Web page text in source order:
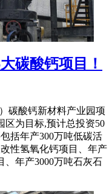
碳酸钙项目！
碳酸钙新材料产业园项
区为目标,预计总投资50
括年产300万吨低碳活
性氢氧化钙项目、年产
、年产3000万吨石灰石